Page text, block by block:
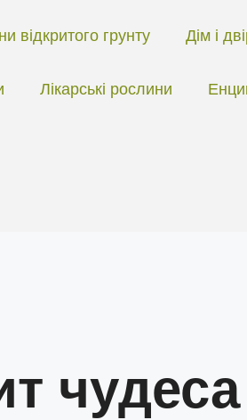
відкритого грунту Дім і
Лікарські рослини